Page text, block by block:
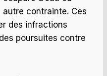
autre contrainte. Ces
des infractions
poursuites contre